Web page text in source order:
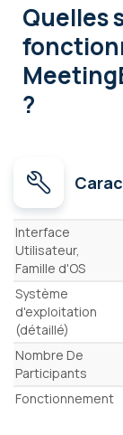
Quelles
?
Caractéristiques
Interface
Utilisateur,
Famille d'OS
Système
d'exploitation
(détaillé)
Nombre De
Participants
Fonctionnement